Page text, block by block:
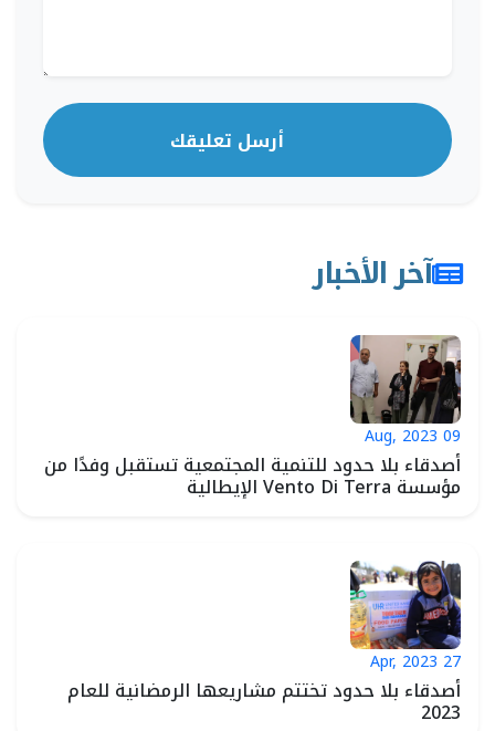
أرسل تعليقك
آخر الأخبار
>
09 Aug, 2023
أصدقاء بلا حدود للتنمية المجتمعية تستقبل وفدًا من
مؤسسة Vento Di Terra الإيطالية
>
27 Apr, 2023
أصدقاء بلا حدود تختتم مشاريعها الرمضانية للعام
2023